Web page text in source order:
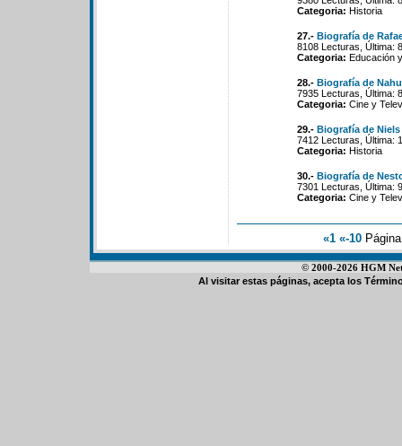
Categoria: Historia
27.- Biografía de
8108 Lecturas, Última:
Categoria: Educación
28.- Biografía de
7935 Lecturas, Última:
Categoria: Cine y
29.- Biografía de
7412 Lecturas, Última:
Categoria: Historia
30.- Biografía de
7301 Lecturas, Última:
Categoria: Cine y
«1 «-10
© 2000-2026 HGM
Al visitar estas páginas, acepta los